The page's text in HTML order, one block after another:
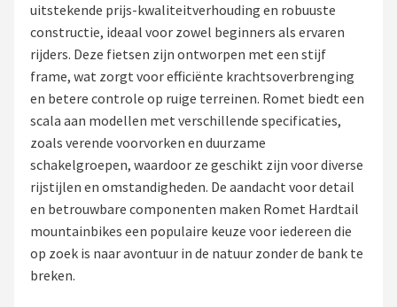
Fietsroutes
Kinderfietsen
Stadsfietsen
Elektrische fietsen
Mountainbikes
Shop
uitstekende prijs-kwaliteitverhouding en robuuste
constructie, ideaal voor zowel beginners als ervaren
rijders. Deze fietsen zijn ontworpen met een stijf
frame, wat zorgt voor efficiënte krachtsoverbrenging
en betere controle op ruige terreinen. Romet biedt een
scala aan modellen met verschillende specificaties,
zoals verende voorvorken en duurzame
schakelgroepen, waardoor ze geschikt zijn voor diverse
rijstijlen en omstandigheden. De aandacht voor detail
en betrouwbare componenten maken Romet Hardtail
mountainbikes een populaire keuze voor iedereen die
op zoek is naar avontuur in de natuur zonder de bank te
breken.